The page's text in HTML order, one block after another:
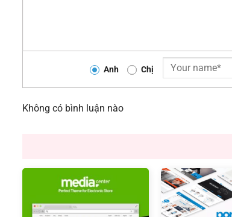
Anh Chị
Không có bình luận nào